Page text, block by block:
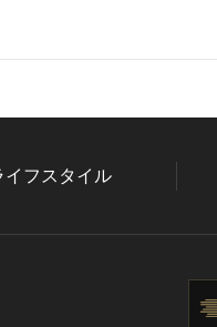
イフスタイル